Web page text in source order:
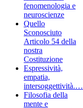
fenomenologia e
neuroscienze
Quello
Sconosciuto
Articolo 54 della
nostra
Costituzione
Espressività,
empatia,
intersoggettività.…
Filosofia della
mente e